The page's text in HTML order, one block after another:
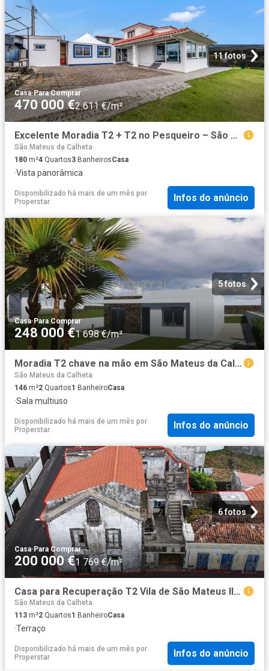
11 fotos
Casa·Para Comprar
470 000 €2 611 €/m²
Excelente Moradia T2 + T2 no Pesqueiro – São Bartolomeu Ilha Terceira
São Mateus da Calheta
180 m²4 Quartos3 BanheirosCasa
·Vista panorâmica
Disponibilizado há mais de um mês por
Properstar
Infos do anúncio
5 fotos
Casa· Para Comprar
248 000 €1 698 €/m²
Moradia T2 chave na mão em São Mateus da Calheta, Angra do Heroísmo
São Mateus da Calheta
146 m²2 Quartos1 BanheiroCasa
·Sala multiuso
Disponibilizado há mais de um mês por
Properstar
Infos do anúncio
6 fotos
Casa·Para Comprar
200 000 €1 769 €/m²
Casa para Recuperação T2 Vila de São Mateus Ilha Terceira
São Mateus da Calheta
113 m²2 Quartos1 BanheiroCasa
·Terraço
Disponibilizado há mais de um mês por
Properstar
Infos do anúncio